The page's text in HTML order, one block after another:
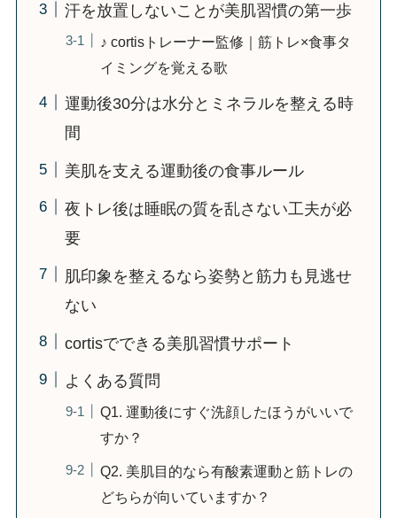
汗を放置しないことが美肌習慣の第一歩
♪ cortisトレーナー監修｜筋トレ×食事タ
イミングを覚える歌
運動後30分は水分とミネラルを整える時
間
美肌を支える運動後の食事ルール
夜トレ後は睡眠の質を乱さない工夫が必
要
肌印象を整えるなら姿勢と筋力も見逃せ
ない
cortisでできる美肌習慣サポート
よくある質問
Q1. 運動後にすぐ洗顔したほうがいいで
すか？
Q2. 美肌目的なら有酸素運動と筋トレの
どちらが向いていますか？